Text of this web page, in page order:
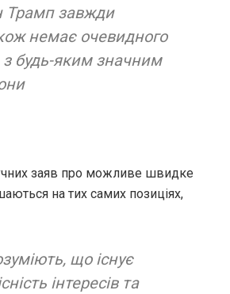
Трамп завжди
немає очевидного
будь-яким значним
заяв про можливе швидке
на тих самих позиціях,
що існує
інтересів та